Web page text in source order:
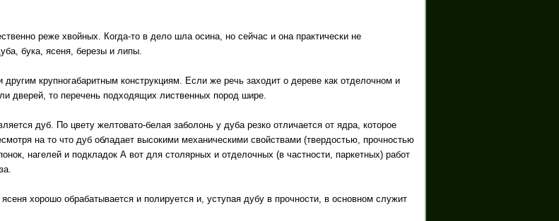
реже хвойных. Когда-то в дело шла осина, но сейчас и она практически не
бука, ясеня, березы и липы.
крупногабаритным конструкциям. Если же речь заходит о дереве как отделочном и
дверей, то перечень подходящих лиственных пород шире.
дуб. По цвету желтовато-белая заболонь у дуба резко отличается от ядра, которое
на то что дуб обладает высокими механическими свойствами (твердостью, прочностью
нагелей и подкладок А вот для столярных и отделочных (в частности, паркетных) работ
хорошо обрабатывается и полируется и, уступая дубу в прочности, в основном служит